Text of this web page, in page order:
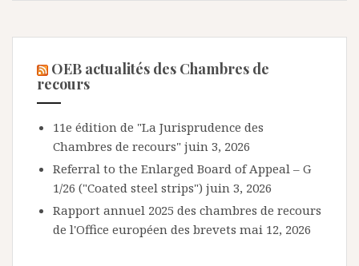
OEB actualités des Chambres de
recours
11e édition de "La Jurisprudence des
Chambres de recours" juin 3, 2026
Referral to the Enlarged Board of Appeal – G
1/26 ("Coated steel strips") juin 3, 2026
Rapport annuel 2025 des chambres de recours
de l'Office européen des brevets mai 12, 2026